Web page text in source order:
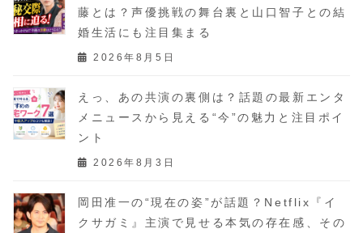
藤とは？声優挑戦の舞台裏と山口智子との結
婚生活にも注目集まる
2026年8月5日
えっ、あの共演の裏側は？話題の最新エンタ
メニュースから見える“今”の魅力と注目ポイ
ント
2026年8月3日
岡田准一の“現在の姿”が話題？Netflix『イ
クサガミ』主演で見せる本気の存在感、その